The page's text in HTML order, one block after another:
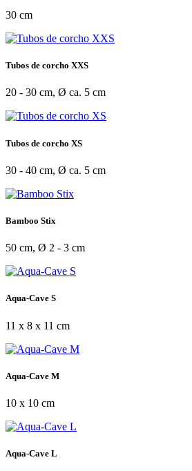
30 cm
Tubos de corcho XXS
20 - 30 cm, Ø ca. 5 cm
Tubos de corcho XS
30 - 40 cm, Ø ca. 5 cm
Bamboo Stix
50 cm, Ø 2 - 3 cm
Aqua-Cave S
11 x 8 x 11 cm
Aqua-Cave M
10 x 10 cm
Aqua-Cave L